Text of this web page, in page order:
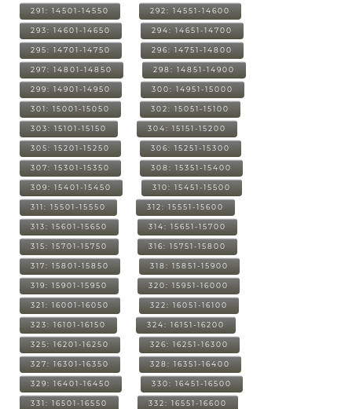
291: 14501-14550 292: 14551-14600
293: 14601-14650 294: 14651-14700
295: 14701-14750 296: 14751-14800
297: 14801-14850 298: 14851-14900
299: 14901-14950 300: 14951-15000
301: 15001-15050 302: 15051-15100
303: 15101-15150 304: 15151-15200
305: 15201-15250 306: 15251-15300
307: 15301-15350 308: 15351-15400
309: 15401-15450 310: 15451-15500
311: 15501-15550 312: 15551-15600
313: 15601-15650 314: 15651-15700
315: 15701-15750 316: 15751-15800
317: 15801-15850 318: 15851-15900
319: 15901-15950 320: 15951-16000
321: 16001-16050 322: 16051-16100
323: 16101-16150 324: 16151-16200
325: 16201-16250 326: 16251-16300
327: 16301-16350 328: 16351-16400
329: 16401-16450 330: 16451-16500
331: 16501-16550 332: 16551-16600